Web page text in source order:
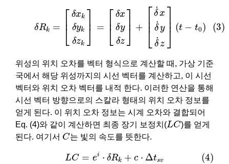
δRk = ⎡
⎢⎣
δxk
δyk
δzk
⎤⎥
⎦ = ⎡
⎢⎣
δx
δy
δz
⎤⎥
⎦ + ⎡
⎢ ⎢⎣
˙
δx
˙
δy
˙
δz
⎤⎥ ⎥
⎦ (t − t0) (3)
+ [δ xδ
위성의 위치 오차를 벡터 형식으로 계산할 때, 가상 기준
국에서 해당 위성까지의 시선 벡터를 계산하고, 이 시선
벡터와 위치 오차 벡터를 내적 한다. 이러한 연산을 통해
시선 벡터 방향으로의 스칼라 형태의 위치 오차 정보를
얻게 된다. 이 위치 오차 정보는 시계 오차와 결합되어
Eq. (4)와 같이 계산하면 최종 장기 보정치(LC
L C)를 얻게
된다. 여기서 C
C는 빛의 속도를 뜻한다.
LC = ei ⋅ δRk + c ⋅ Δtsv (4)
(4) =e ⋅δR t